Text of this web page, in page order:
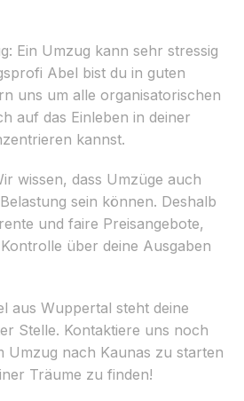
Ein Umzug kann sehr stressig
Abel bist du in guten
uns um alle organisatorischen
auf das Einleben in deiner
kannst.
wissen, dass Umzüge auch
sein können. Deshalb
und faire Preisangebote,
über deine Ausgaben
aus Wuppertal steht deine
Stelle. Kontaktiere uns noch
Umzug nach Kaunas zu starten
Träume zu finden!